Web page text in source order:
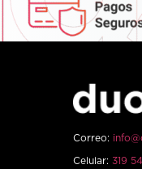
Correo:
Celular: 319